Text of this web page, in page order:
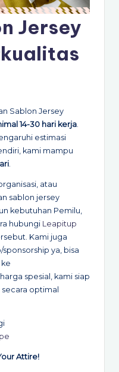
Jersey
Sablon Jersey
14-30 hari kerja.
estimasi
kami mampu
.
atau
sablon jersey
kebutuhan Pemilu,
hubungi Leapitup
Kami juga
ya, bisa
spesial, kami siap
optimal
Attire!